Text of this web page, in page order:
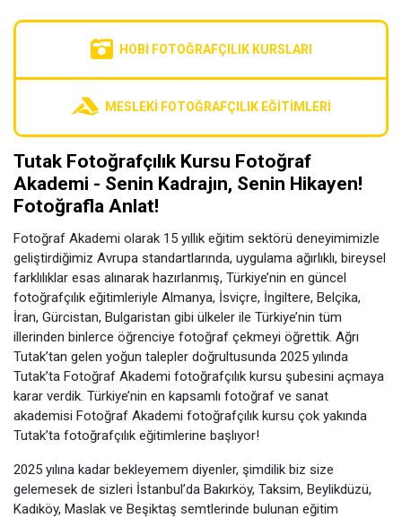
HOBI FOTOĞRAFÇILIK KURSLARI
MESLEKI FOTOĞRAFÇILIK EĞITIMLERI
Tutak Fotoğrafçılık Kursu Fotoğraf
Akademi - Senin Kadrajın, Senin Hikayen!
Fotoğrafla Anlat!
Fotoğraf Akademi olarak 15 yıllık eğitim sektörü deneyimimizle
geliştirdiğimiz Avrupa standartlarında, uygulama ağırlıklı, bireysel
farklılıklar esas alınarak hazırlanmış, Türkiye’nin en güncel
fotoğrafçılık eğitimleriyle Almanya, İsviçre, İngiltere, Belçika,
İran, Gürcistan, Bulgaristan gibi ülkeler ile Türkiye’nin tüm
illerinden binlerce öğrenciye fotoğraf çekmeyi öğrettik. Ağrı
Tutak’tan gelen yoğun talepler doğrultusunda 2025 yılında
Tutak’ta Fotoğraf Akademi fotoğrafçılık kursu şubesini açmaya
karar verdik. Türkiye’nin en kapsamlı fotoğraf ve sanat
akademisi Fotoğraf Akademi fotoğrafçılık kursu çok yakında
Tutak’ta fotoğrafçılık eğitimlerine başlıyor!
2025 yılına kadar bekleyemem diyenler, şimdilik biz size
gelemesek de sizleri İstanbul’da Bakırköy, Taksim, Beylikdüzü,
Kadıköy, Maslak ve Beşiktaş semtlerinde bulunan eğitim